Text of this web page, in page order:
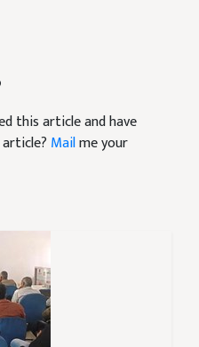
this article and have
Mailme your